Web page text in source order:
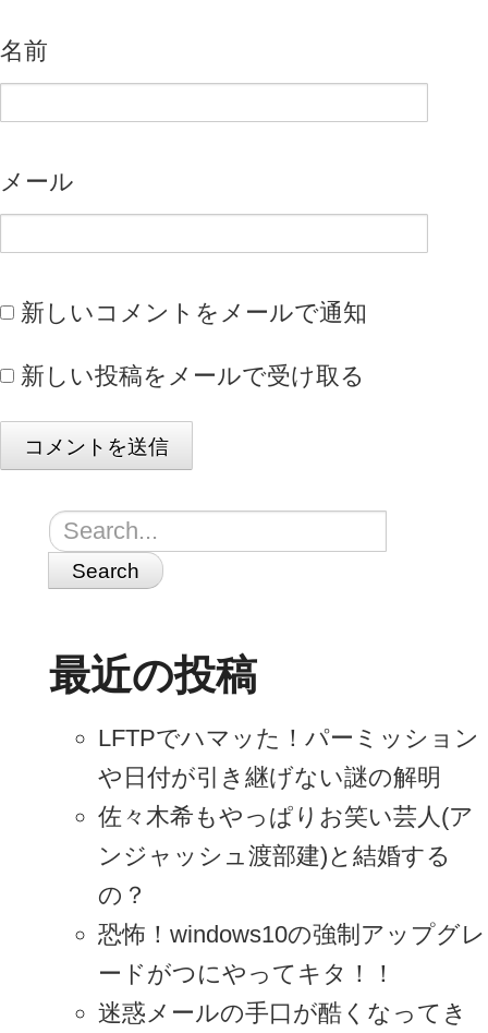
名前
メール
新しいコメントをメールで通知
新しい投稿をメールで受け取る
Search
最近の投稿
LFTPでハマッた！パーミッション
や日付が引き継げない謎の解明
佐々木希もやっぱりお笑い芸人(ア
ンジャッシュ渡部建)と結婚する
の？
恐怖！windows10の強制アップグレ
ードがつにやってキタ！！
迷惑メールの手口が酷くなってき